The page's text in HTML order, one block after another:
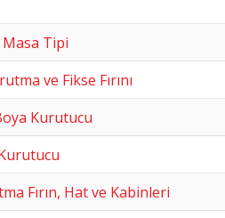
Masa Tipi
ve Fikse Fırını
Kurutucu
Fırın, Hat ve Kabinleri